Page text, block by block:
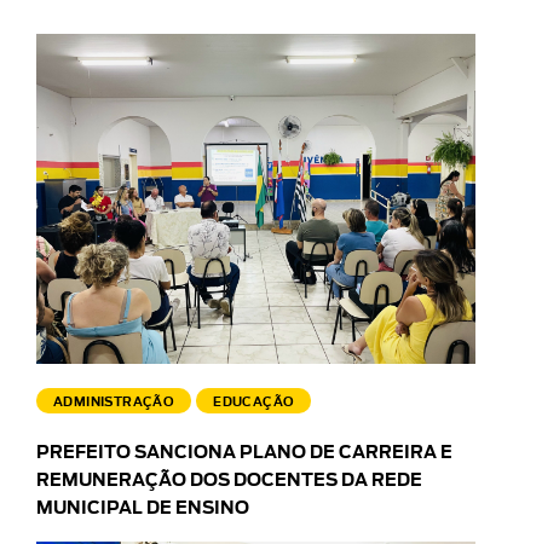
ADMINISTRAÇÃO EDUCAÇÃO
PREFEITO SANCIONA PLANO DE CARREIRA E
REMUNERAÇÃO DOS DOCENTES DA REDE
MUNICIPAL DE ENSINO